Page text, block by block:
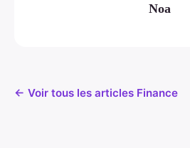
Noa
← Voir tous les articles Finance